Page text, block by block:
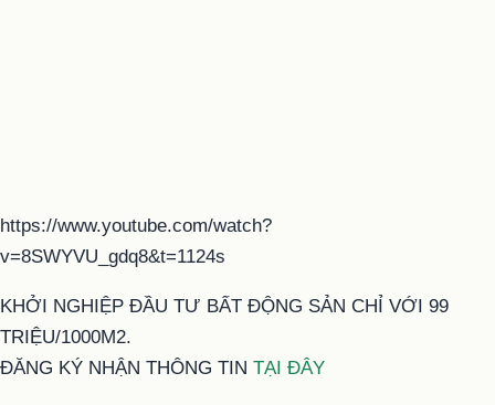
https://www.youtube.com/watch?
v=8SWYVU_gdq8&t=1124s
KHỞI NGHIỆP ĐẦU TƯ BẤT ĐỘNG SẢN CHỈ VỚI 99
TRIỆU/1000M2.
ĐĂNG KÝ NHẬN THÔNG TIN TẠI ĐÂY